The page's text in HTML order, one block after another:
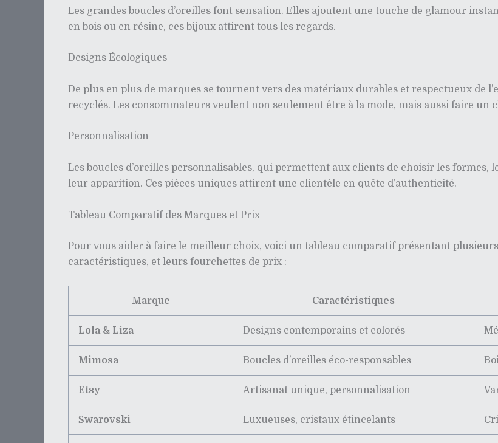
Les grandes boucles d’oreilles font sensation. Elles ajoutent une touche de glamour
en bois ou en résine, ces bijoux attirent tous les regards.
Designs Écologiques
De plus en plus de marques se tournent vers des matériaux durables et respectueux de
recyclés. Les consommateurs veulent non seulement être à la mode, mais aussi faire un
Personnalisation
Les boucles d’oreilles personnalisables, qui permettent aux clients de choisir les
leur apparition. Ces pièces uniques attirent une clientèle en quête d’authenticité.
Tableau Comparatif des Marques et Prix
Pour vous aider à faire le meilleur choix, voici un tableau comparatif présentant
caractéristiques, et leurs fourchettes de prix :
Marque Caractéristiques
Lola & Liza Designs contemporains et colorés
Mimosa Boucles d’oreilles éco-responsables
Etsy Artisanat unique, personnalisation
Swarovski Luxueuses, cristaux étincelants